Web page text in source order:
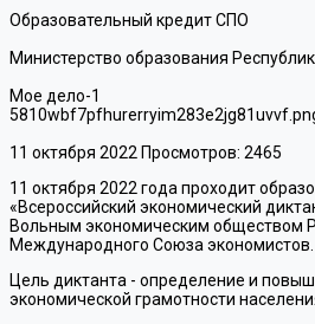
Образовательный кредит СПО
Министерство образования
Мое дело-1
11 октября 2022 Просмотров: 2465
11 октября 2022 года проходит
«Всероссийский экономический
Вольным экономическим обществом
Международного Союза экономистов.
Цель диктанта - определение и
экономической грамотности